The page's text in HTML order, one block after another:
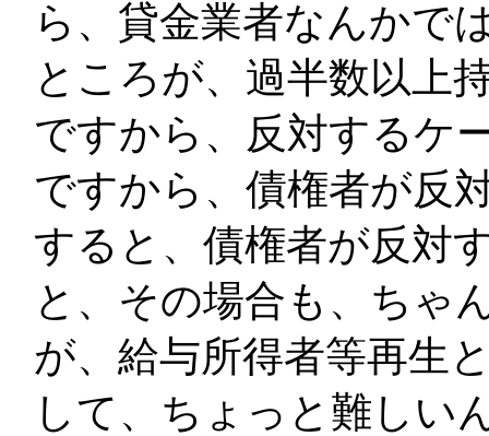
ら、貸金業者なんかで
ところが、過半数以上
ですから、反対するケ
ですから、債権者が反
すると、債権者が反対
と、その場合も、ちゃ
が、給与所得者等再生
して、ちょっと難しい